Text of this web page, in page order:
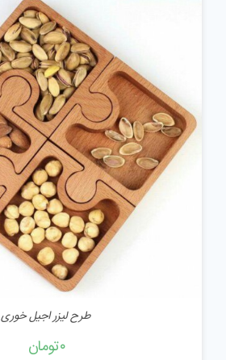
افزودن به سبد خرید
/
جزئیات
طرح لیزر اجیل خوری
۰تومان